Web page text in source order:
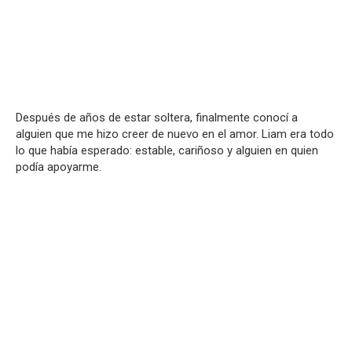
Después de años de estar soltera, finalmente conocí a
alguien que me hizo creer de nuevo en el amor. Liam era todo
lo que había esperado: estable, cariñoso y alguien en quien
podía apoyarme.